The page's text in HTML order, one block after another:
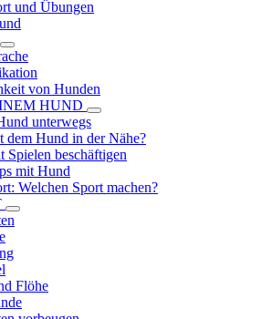
und Übungen
von Hunden
HUND
unterwegs
dem Hund in der Nähe?
Spielen beschäftigen
mit Hund
Welchen Sport machen?
Flöhe